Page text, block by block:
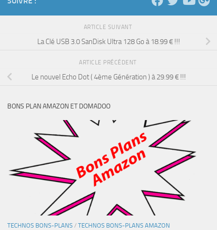
ARTICLE SUIVANT
La Clé USB 3.0 SanDisk Ultra 128 Go à 18.99 € !!!
ARTICLE PRÉCÉDENT
Le nouvel Echo Dot ( 4ème Génération ) à 29.99 € !!!
BONS PLAN AMAZON ET DOMADOO
TECHNOS BONS-PLANS / TECHNOS BONS-PLANS AMAZON